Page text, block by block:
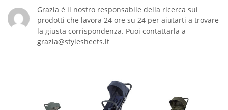
Grazia è il nostro responsabile della ricerca sui
prodotti che lavora 24 ore su 24 per aiutarti a trovare
la giusta corrispondenza. Puoi contattarla a
grazia@stylesheets.it